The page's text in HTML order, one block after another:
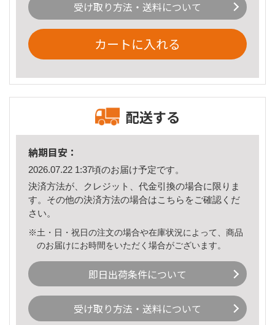
受け取り方法・送料について
カートに入れる
配送する
納期目安：
2026.07.22 1:37頃のお届け予定です。
決済方法が、クレジット、代金引換の場合に限りま
す。その他の決済方法の場合はこちら をご確認くだ
さい。
※土・日・祝日の注文の場合や在庫状況によって、商品
のお届けにお時間をいただく場合がございます。
即日出荷条件について
受け取り方法・送料について